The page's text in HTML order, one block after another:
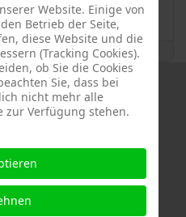
Events gefunden
und Landschaft
Website. Einige von
Betrieb der Seite,
diese Website und die
(Tracking Cookies).
ob Sie die Cookies
Sie, dass bei
nicht mehr alle
zur Verfügung stehen.